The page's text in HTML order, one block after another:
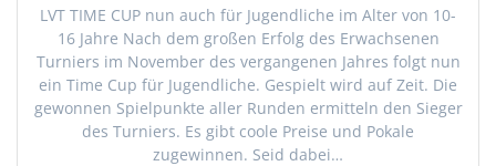
LVT TIME CUP nun auch für Jugendliche im Alter von 10-
16 Jahre Nach dem großen Erfolg des Erwachsenen
Turniers im November des vergangenen Jahres folgt nun
ein Time Cup für Jugendliche. Gespielt wird auf Zeit. Die
gewonnen Spielpunkte aller Runden ermitteln den Sieger
des Turniers. Es gibt coole Preise und Pokale
zugewinnen. Seid dabei…